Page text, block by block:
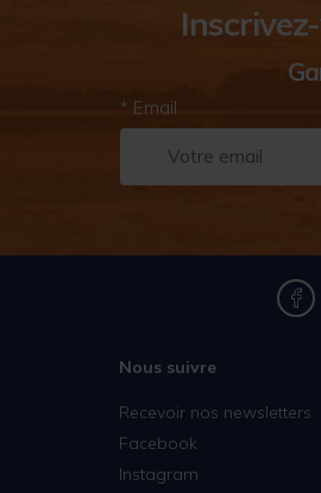
* Email
Nous suivre
Recevoir nos newsletters
Facebook
Instagram